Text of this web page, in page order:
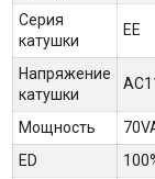
Серия
катушки
EE
Напряжение
катушки
Мощность
ED